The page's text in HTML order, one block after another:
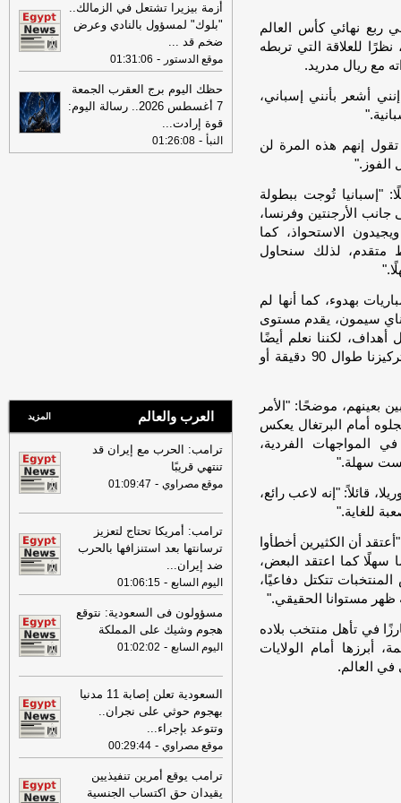
ربع نهائي كأس العالم
للعلاقة التي تربطه
مع ريال مدريد.
أشعر بأنني إسباني،
إنهم هذه المرة لن
الفوز."
"إسبانيا تُوجت ببطولة
جانب الأرجنتين وفرنسا،
الاستحواذ، كما
متقدم، لذلك سنحاول
بهدوء، كما أنها لم
سيمون، يقدم مستوى
لكننا نعلم أيضًا
أنهم يملكون دكة بدلاء قوية، لذا يجب أن نحافظ على تركيزنا طوال 90 دقيقة أو
بعينهم، موضحًا: "الأمر
أمام البرتغال يعكس
المواجهات الفردية،
سهلة."
قائلاً: "إنه لاعب رائع،
للغاية."
أن الكثيرين أخطأوا
كما اعتقد البعض،
تتكتل دفاعيًا،
ظهر مستوانا الحقيقي."
في تأهل منتخب بلاده
أبرزها أمام الولايات
العالم.
تفاصيل حملة الصحف القومية لمواجهة
مخاطر السوشيال ميديا- موقع مصراوي
16:46
وزير الخزانة الأميركي: لن نسمح
لإيران اتخاذ التجارة العالمية رهينة أو
استخدام الشحن الدولي لتمويل الحرس
الثوري
لبنانون 24
09:31
عناوين الصحف المصرية ليوم
الأربعاء 29-07-2026
أزمة بيزيرا تشتعل في الزمالك..
"بلوك" لمسؤول بالنادي وعرض
ضخم قد ...
موقع الدستور -
01:31:06
حظك اليوم برج العقرب الجمعة
7 أغسطس 2026.. رسالة اليوم:
قوة إرادت...
النبأ -
01:26:08
العرب والعالم المزيد
ترامب: الحرب مع إيران قد
تنتهي قريبًا
موقع مصراوي -
01:09:47
ترامب: أمريكا تحتاج لتعزيز
ترسانتها بعد استنزافها بالحرب
ضد إيران...
اليوم السابع -
01:06:15
مسؤولون فى السعودية: نتوقع
هجوم وشيك على المملكة
اليوم السابع -
01:02:02
السعودية تعلن إصابة 11 مدنيا
بهجوم حوثي على نجران..
وتتوعد بإجراء...
موقع مصراوي -
00:29:44
ترامب يوقع أمرين تنفيذيين
يقيدان حق اكتساب الجنسية